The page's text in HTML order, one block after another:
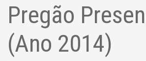
Pregão
(Ano 2014)